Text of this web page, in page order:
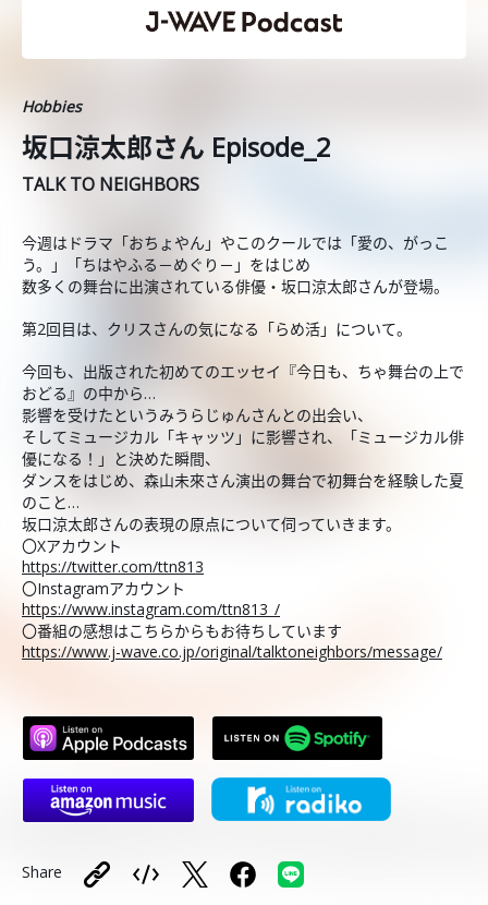
Hobbies
坂口涼太郎さん Episode_2
TALK TO NEIGHBORS
今週はドラマ「おちょやん」やこのクールでは「愛の、がっこ
う。」「ちはやふる－めぐり－」をはじめ
数多くの舞台に出演されている俳優・坂口涼太郎さんが登場。
第2回目は、クリスさんの気になる「らめ活」について。
今回も、出版された初めてのエッセイ『今日も、ちゃ舞台の上で
おどる』の中から…
影響を受けたというみうらじゅんさんとの出会い、
そしてミュージカル「キャッツ」に影響され、「ミュージカル俳
優になる！」と決めた瞬間、
ダンスをはじめ、森山未來さん演出の舞台で初舞台を経験した夏
のこと…
坂口涼太郎さんの表現の原点について伺っていきます。
〇Xアカウント
https://twitter.com/ttn813
〇Instagramアカウント
https://www.instagram.com/ttn813_/
〇番組の感想はこちらからもお待ちしています
https://www.j-wave.co.jp/original/talktoneighbors/message/
Share